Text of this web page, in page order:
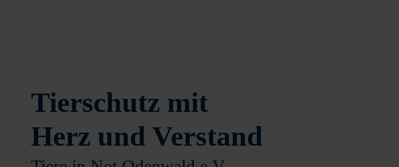
Tierschutz mit
Herz und Verstand